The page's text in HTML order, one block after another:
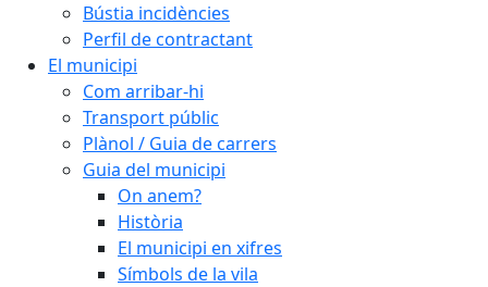
Bústia incidències
Perfil de contractant
El municipi
Com arribar-hi
Transport públic
Plànol / Guia de carrers
Guia del municipi
On anem?
Història
El municipi en xifres
Símbols de la vila